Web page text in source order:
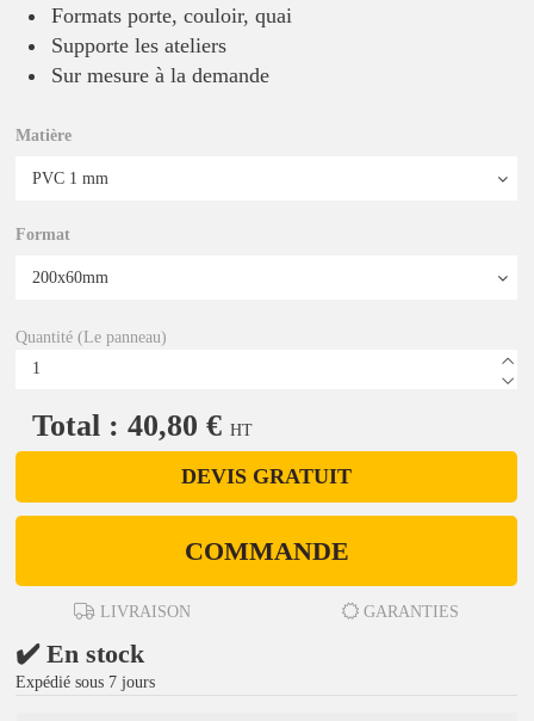
Formats porte, couloir, quai
Supporte les ateliers
Sur mesure à la demande
Matière
Format
Quantité (Le panneau)
Total : 40,80 € HT
DEVIS GRATUIT
COMMANDE
LIVRAISON GARANTIES
✔️ En stock
Expédié sous 7 jours